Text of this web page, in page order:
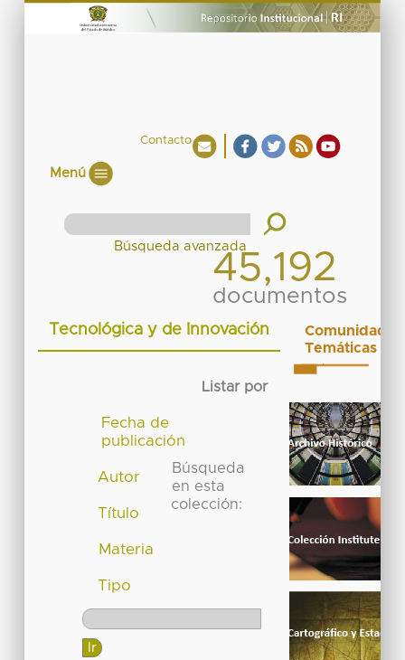
Contacto
Menú
45,192
documentos
Tecnológica y de Innovación
Listar por
Fecha de
publicación
Autor
Título
Materia
Tipo
Búsqueda
en esta
colección:
Comunidades
Temáticas